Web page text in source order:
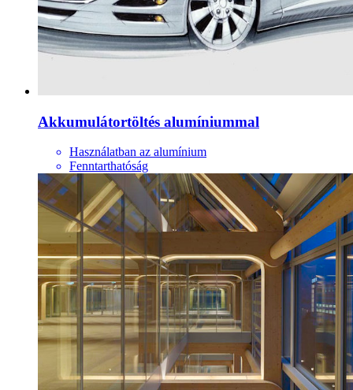
Akkumulátortöltés alumíniummal
Használatban az alumínium
Fenntarthatóság